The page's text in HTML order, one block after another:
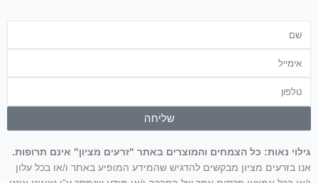
שליחה
גילוי נאות: כל הצמחים והמוצרים באתר "זרעים מציון" אינם תרופות.
אנו בזרעים מציון מבקשים להדגיש שהמידע המופיע באתר ו/או בכל עלון